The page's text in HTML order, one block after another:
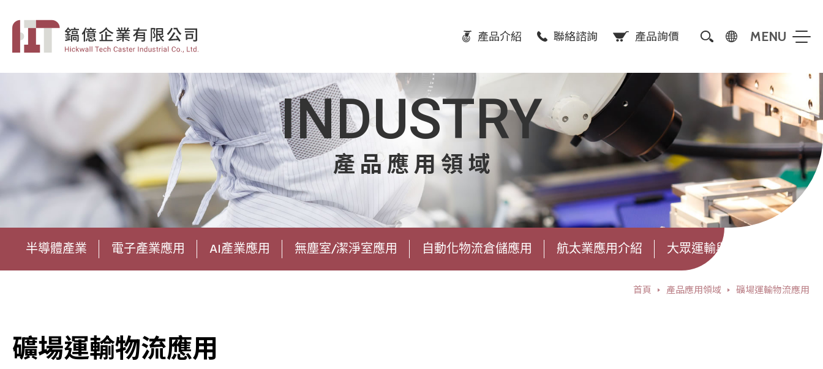
產品介紹 聯絡諮詢 產品詢價
INDUSTRY
產品應用領域
半導體產業 電子產業應用 AI產業應用 無塵室/潔淨室應用 自動化物流倉儲應用 航太業應用介紹 大眾運輸與物流業應用
首頁 產品應用領域 礦場運輸物流應用
礦場運輸物流應用